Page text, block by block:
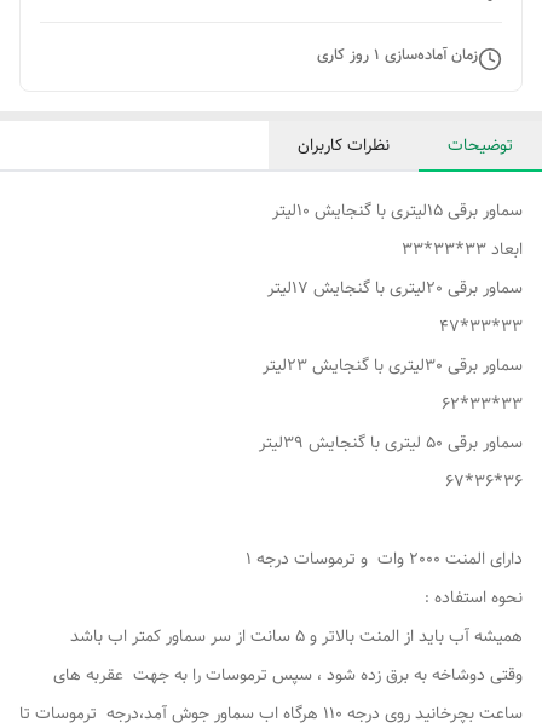
زمان آماده‌سازی 1روز کاری
توضیحات نظرات کاربران
سماور برقی 15لیتری با گنجایش 10لیتر
ابعاد 33*33*33
سماور برقی 20لیتری با گنجایش 17لیتر
33*33*47
سماور برقی 30لیتری با گنجایش 23لیتر
33*33*62
سماور برقی 50 لیتری با گنجایش 39لیتر
36*36*67
دارای المنت 2000 وات و ترموسات درجه 1
نحوه استفاده :
همیشه آب باید از المنت بالاتر و 5 سانت از سر سماور کمتر اب باشد
وقتی دوشاخه به برق زده شود ، سپس ترموسات را به جهت عقربه های
ساعت بچرخانید روی درجه 110 هرگاه اب سماور جوش آمد،درجه ترموسات تا